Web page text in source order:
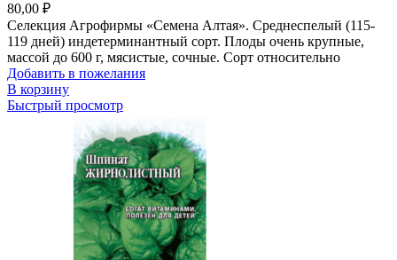
80,00 ₽
Селекция Агрофирмы «Семена Алтая». Среднеспелый (115-
119 дней) индетерминантный сорт. Плоды очень крупные,
массой до 600 г, мясистые, сочные. Сорт относительно
Добавить в пожелания
В корзину
Быстрый просмотр